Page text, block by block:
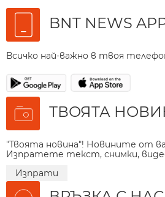
BNT NEWS
Всичко най-важно в твоя
ТВОЯТА
"Твоята новина"! Новините от
Изпратете текст, снимки,
Изпрати